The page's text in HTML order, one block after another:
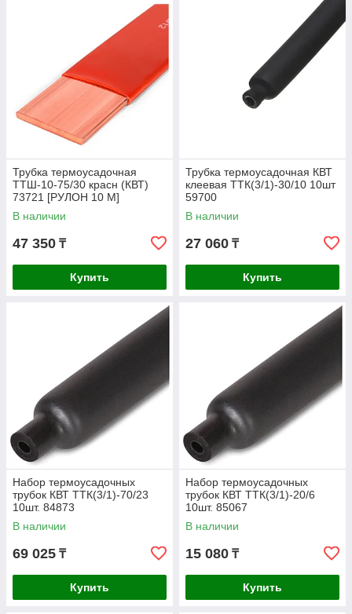
Трубка термоусадочная
ТТШ-10-75/30 красн (КВТ)
73721 [РУЛОН 10 М]
В наличии
47 350 ₸
Купить
Трубка термоусадочная КВТ
клеевая ТТК(3/1)-30/10 10шт
59700
В наличии
27 060 ₸
Купить
Набор термоусадочных
трубок КВТ ТТК(3/1)-70/23
10шт. 84873
В наличии
69 025 ₸
Купить
Набор термоусадочных
трубок КВТ ТТК(3/1)-20/6
10шт. 85067
В наличии
15 080 ₸
Купить